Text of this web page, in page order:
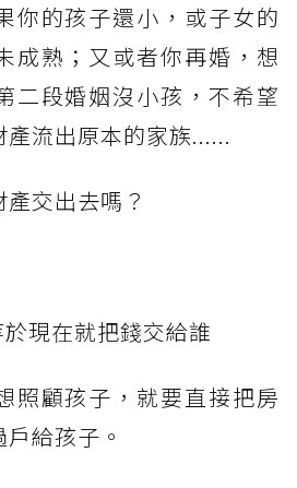
你的孩子還小，或子女的
成熟；又或者你再婚，想
二段婚姻沒小孩，不希望
流出原本的家族......
交出去嗎？
現在就把錢交給誰
照顧孩子，就要直接把房
給孩子。